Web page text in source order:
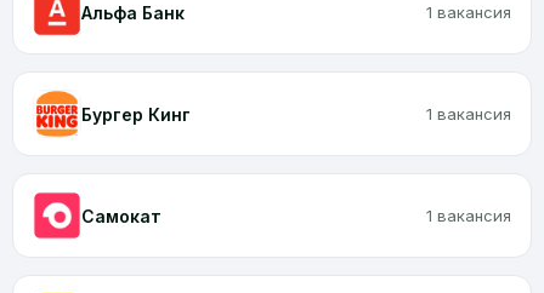
Альфа Банк 1 вакансия
Бургер Кинг 1 вакансия
Самокат 1 вакансия